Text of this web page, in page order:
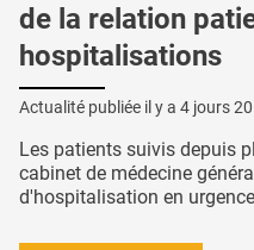
de la relation
hospitalisations
Actualité publiée il y a 4 jours
Les patients suivis depuis
cabinet de médecine
d'hospitalisation en